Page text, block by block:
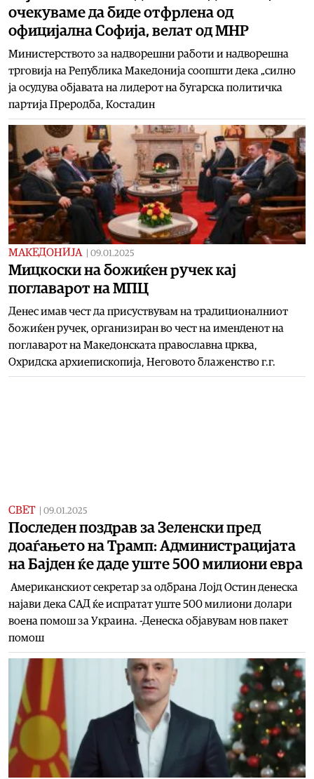
очекуваме да биде отфрлена од
официјална Софија, велат од МНР
Министерството за надворешни работи и надворешна
трговија на Република Македонија соопшти дека „силно
ја осудува објавата на лидерот на бугарска политичка
партија Преродба, Костадин
МАКЕДОНИЈА 09.01.2025
Мицкоски на божиќен ручек кај
поглаварот на МПЦ
Денес имав чест да присуствувам на традиционалниот
божиќен ручек, организиран во чест на именденот на
поглаварот на Македонската православна црква,
Охридска архиепископија, Неговото блаженство г.г.
СВЕТ 09.01.2025
Последен поздрав за Зеленски пред
доаѓањето на Трамп: Администрацијата
на Бајден ќе даде уште 500 милиони евра
Американскиот секретар за одбрана Лојд Остин денеска
најави дека САД ќе испратат уште 500 милиони долари
воена помош за Украина. -Денеска објавувам нов пакет
помош